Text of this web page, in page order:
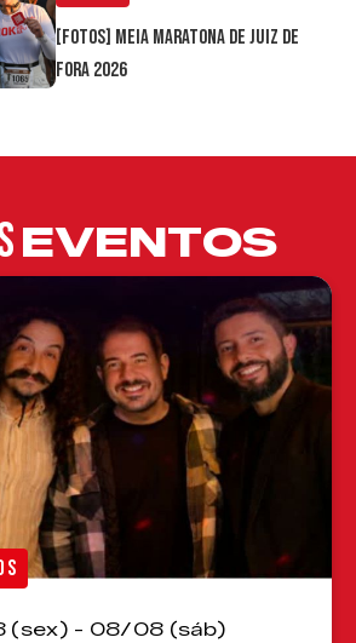
[FOTOS] Meia Maratona de Juiz de
Fora 2026
EVENTOS
(sex) - 08/08 (sáb)